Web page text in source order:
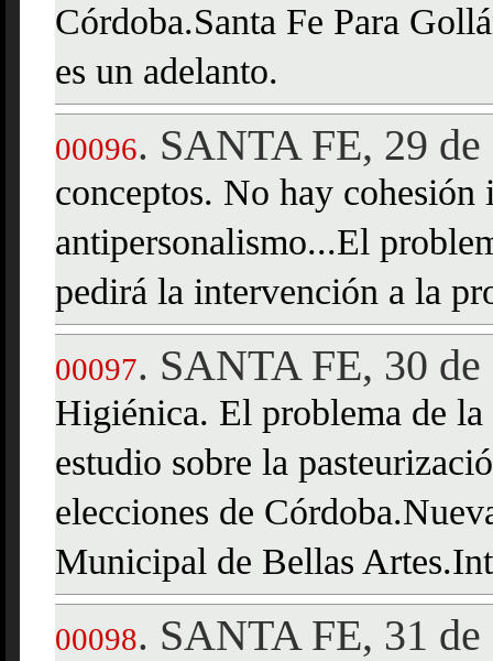
Córdoba.Santa Fe Para
es un adelanto.
00096. SANTA FE, 29
conceptos. No hay
antipersonalismo...El
pedirá la intervención a la
00097. SANTA FE, 30
Higiénica. El problema de
estudio sobre la
elecciones de
Municipal de Bellas
00098. SANTA FE, 31